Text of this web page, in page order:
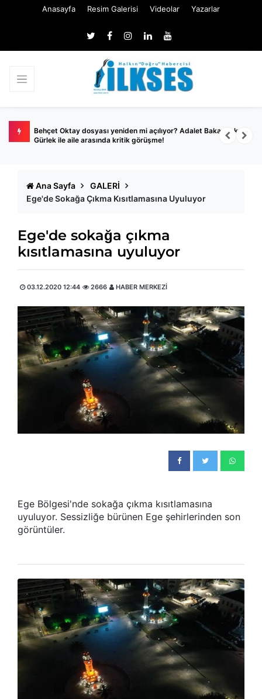
Anasayfa Resim Galerisi Videolar Yazarlar
Behçet Oktay dosyası yeniden mi açılıyor? Adalet Bakanı Akın
Gürlek ile aile arasında kritik görüşme!
Ana Sayfa
GALERİ
Ege'de Sokağa Çıkma Kısıtlamasına Uyuluyor
Ege'de sokağa çıkma
kısıtlamasına uyuluyor
03.12.2020 12:44 2666 HABER MERKEZİ
Ege Bölgesi'nde sokağa çıkma kısıtlamasına
uyuluyor. Sessizliğe bürünen Ege şehirlerinden son
görüntüler.